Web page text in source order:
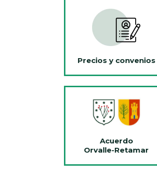
Precios y convenios
Acuerdo
Orvalle-Retamar